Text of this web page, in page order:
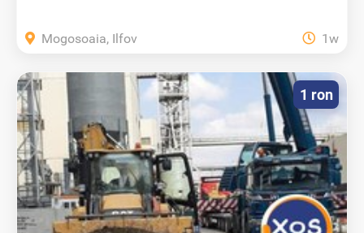
Mogosoaia, Ilfov 1w
1 ron